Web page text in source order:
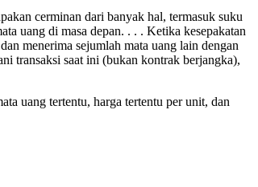
cerminan dari banyak hal, termasuk suku
uang di masa depan. . . . Ketika kesepakatan
menerima sejumlah mata uang lain dengan
transaksi saat ini (bukan kontrak berjangka),
uang tertentu, harga tertentu per unit, dan